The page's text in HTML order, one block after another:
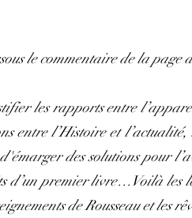
le commentaire de la page
les rapports entre
entre l’Histoire et
des solutions pour
d’un premier livre…Voilà les
de Rousseau et les